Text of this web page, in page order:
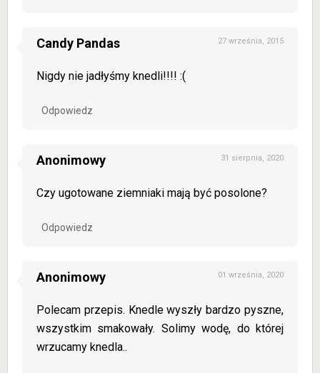
Candy Pandas 27 września, 2015
Nigdy nie jadłyśmy knedli!!!! :(
Odpowiedz
Anonimowy 31 sierpnia, 2020
Czy ugotowane ziemniaki mają być posolone?
Odpowiedz
Anonimowy 01 września, 2020
Polecam przepis. Knedle wyszły bardzo pyszne,
wszystkim smakowały. Solimy wodę, do której
wrzucamy knedla..